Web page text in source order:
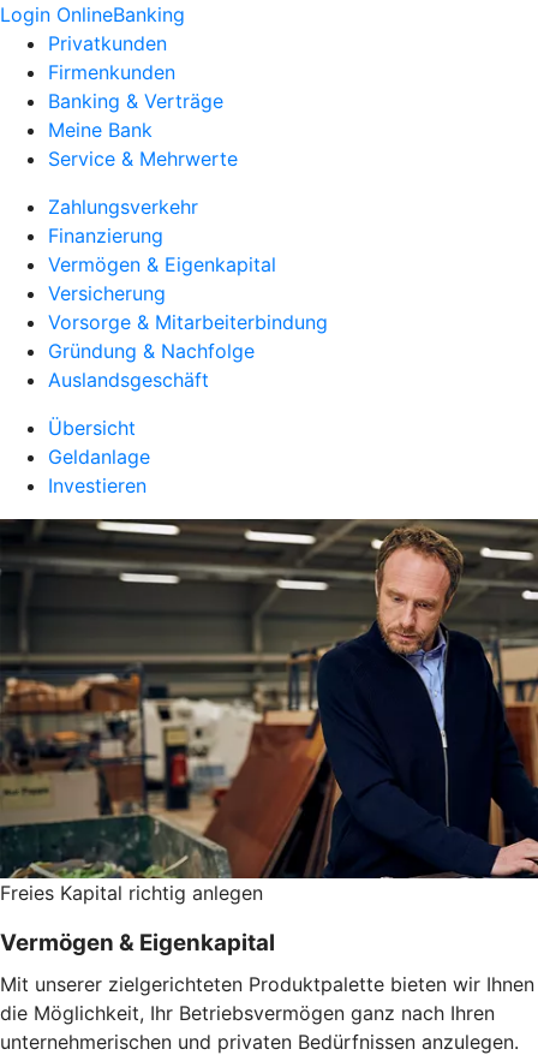
Login OnlineBanking
Privatkunden
Firmenkunden
Banking & Verträge
Meine Bank
Service & Mehrwerte
Zahlungsverkehr
Finanzierung
Vermögen & Eigenkapital
Versicherung
Vorsorge & Mitarbeiterbindung
Gründung & Nachfolge
Auslandsgeschäft
Übersicht
Geldanlage
Investieren
Freies Kapital richtig anlegen
Vermögen & Eigenkapital
Mit unserer zielgerichteten Produktpalette bieten wir Ihnen
die Möglichkeit, Ihr Betriebsvermögen ganz nach Ihren
unternehmerischen und privaten Bedürfnissen anzulegen.